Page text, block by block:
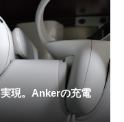
現。Ankerの充電